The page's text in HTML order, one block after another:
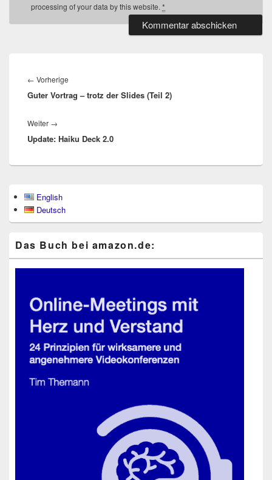
processing of your data by this website. *
← Vorherige
Beitrag:
Guter Vortrag – trotz der Slides (Teil 2)
Weiter →
Beitrag:
Update: Haiku Deck 2.0
Seitenleisten-
Widgetbereich
English
Deutsch
Das Buch bei ama​zon​.de: